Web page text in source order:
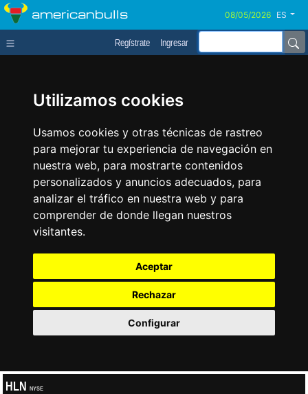
Utilizamos cookies
Usamos cookies y otras técnicas de rastreo
para mejorar tu experiencia de navegación en
nuestra web, para mostrarte contenidos
personalizados y anuncios adecuados, para
analizar el tráfico en nuestra web y para
comprender de donde llegan nuestros
visitantes.
Aceptar
Rechazar
Configurar
americanbulls ES
Regístrate Ingresar
HLN NYSE